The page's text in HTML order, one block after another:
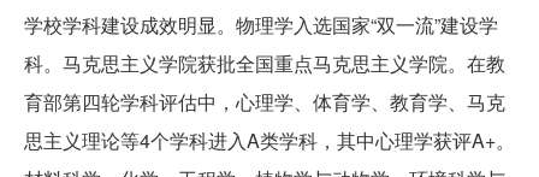
学校学科建设成效明显。物理学入选国家“双一流”建设学
科。马克思主义学院获批全国重点马克思主义学院。在教
育部第四轮学科评估中，心理学、体育学、教育学、马克
思主义理论等4个学科进入A类学科，其中心理学获评A+。